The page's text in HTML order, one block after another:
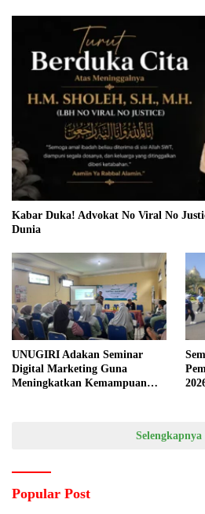
Kabar Duka! Advokat No Viral No
Dunia
UNUGIRI Adakan Seminar
Digital Marketing Guna
Meningkatkan Kemampuan
Selengkapnya
Popular Post